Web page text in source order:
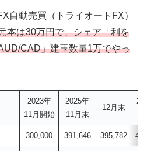
自動売買（トライオートFX）
本は30万円で、シェア「利を
CAD」建玉数量1万でやっ
2023年
11月開始
2025年
11月末
12月末
300,000 391,646 395,782